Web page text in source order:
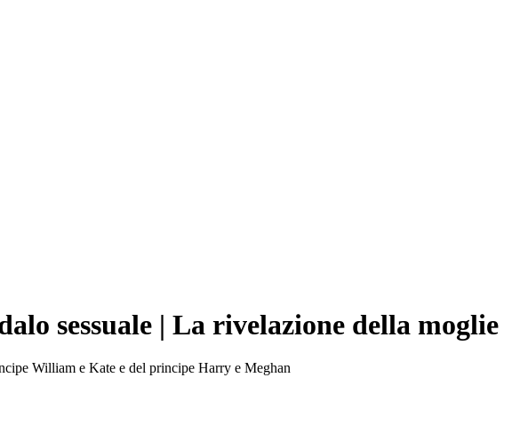
sessuale | La rivelazione della moglie
William e Kate e del principe Harry e Meghan